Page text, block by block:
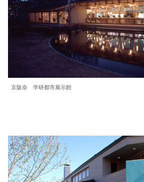
京阪奈 学研都市展示館